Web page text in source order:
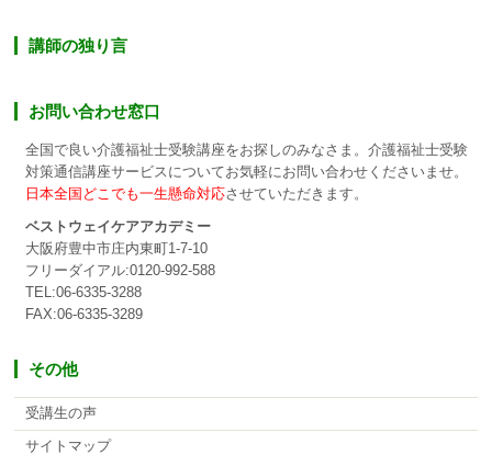
講師の独り言
お問い合わせ窓口
全国で良い介護福祉士受験講座をお探しのみなさま。介護福祉士受験
対策通信講座サービスについてお気軽にお問い合わせくださいませ。
日本全国どこでも一生懸命対応させていただきます。
ベストウェイケアアカデミー
大阪府豊中市庄内東町1-7-10
フリーダイアル:0120-992-588
TEL:06-6335-3288
FAX:06-6335-3289
その他
受講生の声
サイトマップ